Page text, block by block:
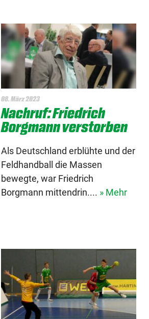
08. März 2023
Nachruf: Friedrich
Borgmann verstorben
Als Deutschland erblühte und der
Feldhandball die Massen
bewegte, war Friedrich
Borgmann mittendrin.... » Mehr